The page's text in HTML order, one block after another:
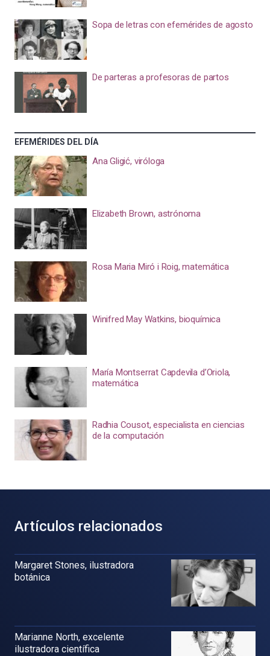
Sopa de letras con efemérides de agosto
De parteras a profesoras de partos
EFEMÉRIDES DEL DÍA
Ana Gligić, viróloga
Elizabeth Brown, astrónoma
Rosa Maria Miró i Roig, matemática
Winifred May Watkins, bioquímica
María Montserrat Capdevila d’Oriola,
matemática
Radhia Cousot, especialista en ciencias
de la computación
Artículos relacionados
Margaret Stones, ilustradora
botánica
Marianne North, excelente
ilustradora científica